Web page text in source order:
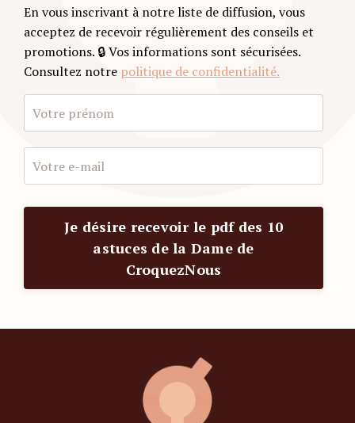
En vous inscrivant à notre liste de diffusion, vous
acceptez de recevoir régulièrement des conseils et
promotions. 🔒 Vos informations sont sécurisées.
Consultez notre politique de confidentialité.
Je désire recevoir le pdf des 10
astuces de la Dame de
CroquezNous